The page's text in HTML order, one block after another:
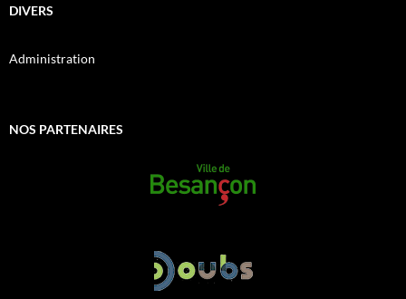
DIVERS
Administration
NOS PARTENAIRES